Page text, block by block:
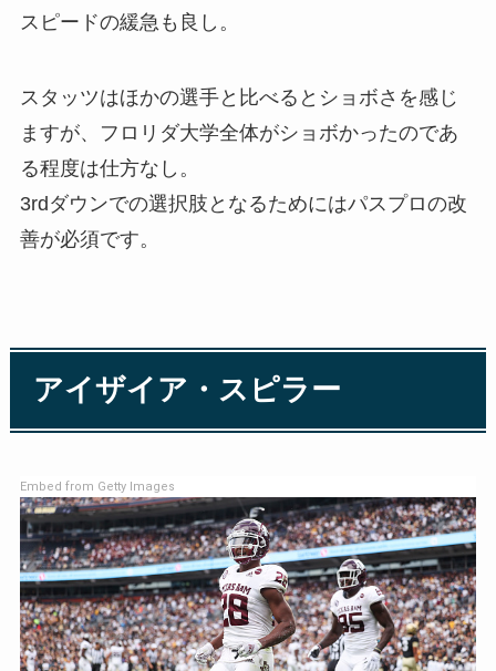
スピードの緩急も良し。
スタッツはほかの選手と比べるとショボさを感じ
ますが、フロリダ大学全体がショボかったのであ
る程度は仕方なし。
3rdダウンでの選択肢となるためにはパスプロの改
善が必須です。
アイザイア・スピラー
Embed from Getty Images